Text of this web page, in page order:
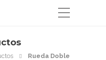
Rueda Doble